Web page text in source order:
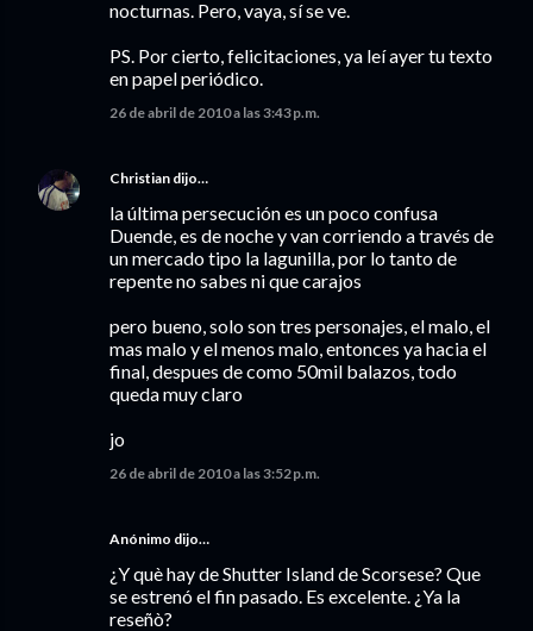
nocturnas. Pero, vaya, sí se ve.
PS. Por cierto, felicitaciones, ya leí ayer tu texto
en papel periódico.
26 de abril de 2010 a las 3:43 p.m.
Christian dijo…
la última persecución es un poco confusa
Duende, es de noche y van corriendo a través de
un mercado tipo la lagunilla, por lo tanto de
repente no sabes ni que carajos
pero bueno, solo son tres personajes, el malo, el
mas malo y el menos malo, entonces ya hacia el
final, despues de como 50mil balazos, todo
queda muy claro
jo
26 de abril de 2010 a las 3:52 p.m.
Anónimo dijo…
¿Y què hay de Shutter Island de Scorsese? Que
se estrenó el fin pasado. Es excelente. ¿Ya la
reseñò?